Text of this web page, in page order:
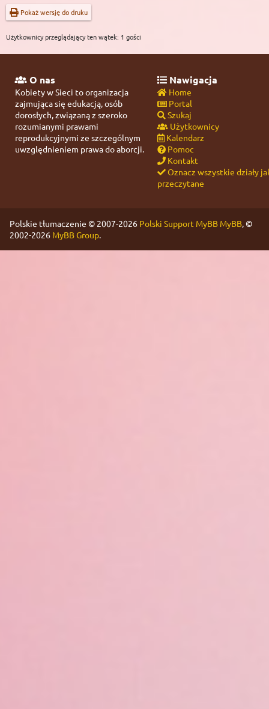
Pokaż wersję do druku
Użytkownicy przeglądający ten wątek: 1 gości
O nas
Kobiety w Sieci to organizacja
zajmująca się edukacją, osób
dorosłych, związaną z szeroko
rozumianymi prawami
reprodukcyjnymi ze szczególnym
uwzględnieniem prawa do aborcji.
Nawigacja
Home
Portal
Szukaj
Użytkownicy
Kalendarz
Pomoc
Kontakt
Oznacz wszystkie działy
przeczytane
Polskie tłumaczenie © 2007-2026 Polski Support MyBB MyBB, ©
2002-2026 MyBB Group.